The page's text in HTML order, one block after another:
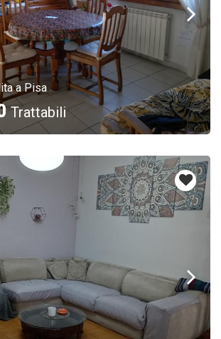
a Pisa
Trattabili